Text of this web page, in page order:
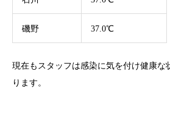
磯野 37.0℃
現在もスタッフは感染に気を付け健康な
ります。